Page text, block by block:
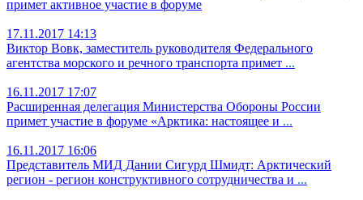
примет активное участие в форуме
17.11.2017 14:13
Виктор Вовк, заместитель руководителя Федерального
агентства морского и речного транспорта примет ...
16.11.2017 17:07
Расширенная делегация Министерства Обороны России
примет участие в форуме «Арктика: настоящее и ...
16.11.2017 16:06
Представитель МИД Дании Сигурд Шмидт: Арктический
регион - регион конструктивного сотрудничества и ...